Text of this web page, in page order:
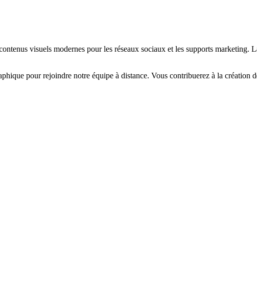
visuels modernes pour les réseaux sociaux et les supports marketing.
pour rejoindre notre équipe à distance. Vous contribuerez à la création